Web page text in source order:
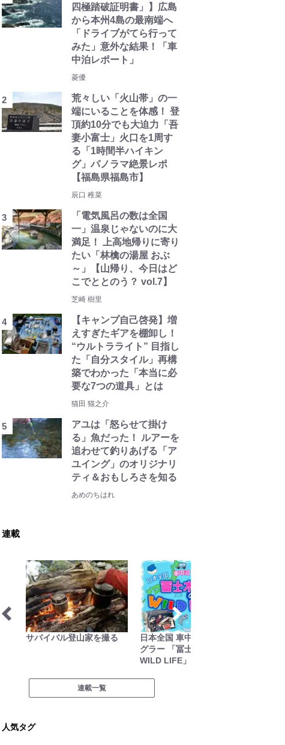
四極踏破証明書」】広島
から本州4島の最南端へ
「ドライブがてら行って
みた」意外な結果！「車
中泊レポート」
菱優
荒々しい「火山帯」の一
端にいることを体感！ 登
頂約10分でも大迫力「吾
妻小富士」火口を1周す
る「1時間半ハイキン
グ」パノラマ絶景レポ
【福島県福島市】
辰口 稚菜
「電気風呂の数は全国
一」温泉じゃないのに大
満足！ 上高地帰りに寄り
たい「林檎の湯屋 おぶ
～」【山帰り、今日はど
こでととのう？ vol.7】
芝崎 樹里
【キャンプ自己啓発】増
えすぎたギアを棚卸し！
“ウルトラライト” 目指し
た「自分スタイル」再構
築でわかった「本当に必
要な7つの道具」とは
猫田 猫之介
アユは「怒らせて掛け
る」魚だった！ ルアーを
追わせて釣りあげる「ア
ユイング」のオリジナリ
ティ＆おもしろさを知る
あめのちはれ
連載
日本全国 車中泊女性アン
尾瀬ガイドきららの“おぜ
沼“日記
連載一覧
人気タグ